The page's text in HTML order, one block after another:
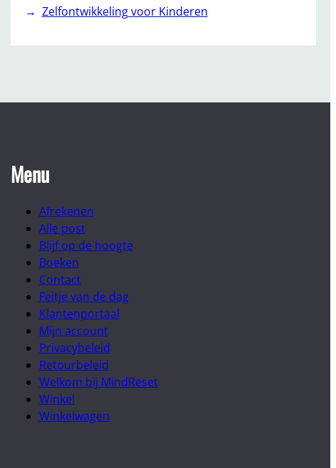
Zelfontwikkeling voor Kinderen
Menu
Afrekenen
Alle post
Blijf op de hoogte
Boeken
Contact
Feitje van de dag
Klantenportaal
Mijn account
Privacybeleid
Retourbeleid
Welkom bij MindReset
Winkel
Winkelwagen